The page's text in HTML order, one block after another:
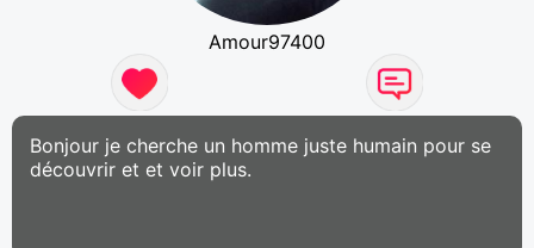
Amour97400
Bonjour je cherche un homme juste humain pour se
découvrir et et voir plus.